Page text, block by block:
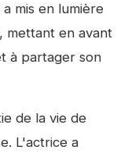
mis en lumière
mettant en avant
à partager son
de la vie de
L'actrice a